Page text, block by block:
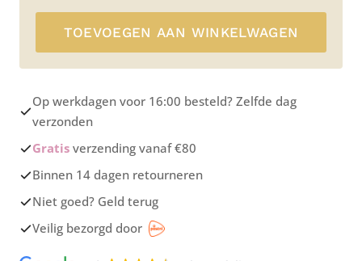
TOEVOEGEN AAN WINKELWAGEN
Op werkdagen voor 16:00 besteld? Zelfde dag
verzonden
Gratis verzending vanaf €80
Binnen 14 dagen retourneren
Niet goed? Geld terug
Veilig bezorgd door